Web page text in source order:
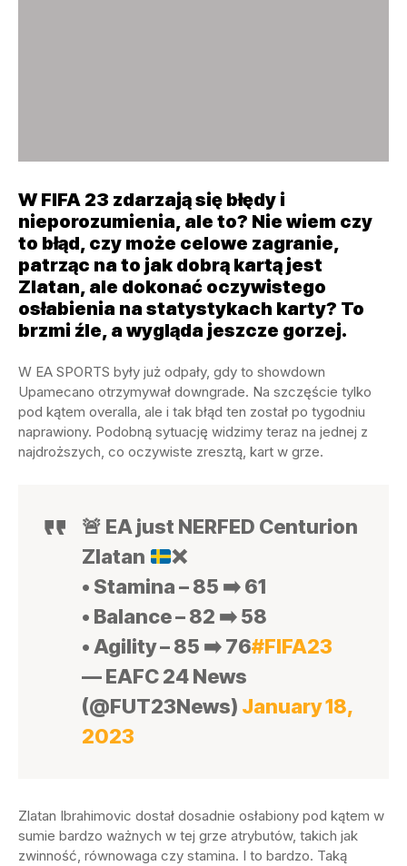
W FIFA 23 zdarzają się błędy i
nieporozumienia, ale to? Nie wiem czy
to błąd, czy może celowe zagranie,
patrząc na to jak dobrą kartą jest
Zlatan, ale dokonać oczywistego
osłabienia na statystykach karty? To
brzmi źle, a wygląda jeszcze gorzej.
W EA SPORTS były już odpały, gdy to showdown
Upamecano otrzymywał downgrade. Na szczęście tylko
pod kątem overalla, ale i tak błąd ten został po tygodniu
naprawiony. Podobną sytuację widzimy teraz na jednej z
najdroższych, co oczywiste zresztą, kart w grze.
🚨 EA just NERFED Centurion
Zlatan
❌
• Stamina – 85 ➡️ 61
• Balance – 82 ➡️ 58
• Agility – 85 ➡️ 76#FIFA23
— EAFC 24 News
(@FUT23News) January 18,
2023
Zlatan Ibrahimovic dostał dosadnie osłabiony pod kątem w
sumie bardzo ważnych w tej grze atrybutów, takich jak
zwinność, równowaga czy stamina. I to bardzo. Taką